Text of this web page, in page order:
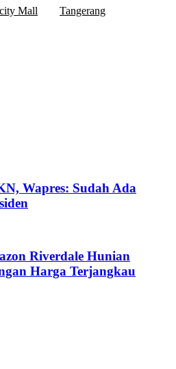
Mall Tangerang
Wapres: Sudah Ada
Riverdale Hunian
Harga Terjangkau